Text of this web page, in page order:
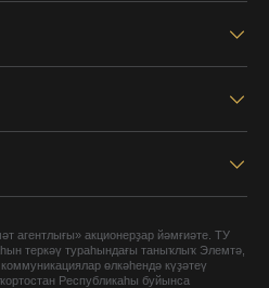
агентлығы» акционерҙар йәмғиәте. ТУ
теркәү тураһындағы таныҡлыҡ Элемтә,
өлкәһендә күҙәтеү
Республикаһы буйынса